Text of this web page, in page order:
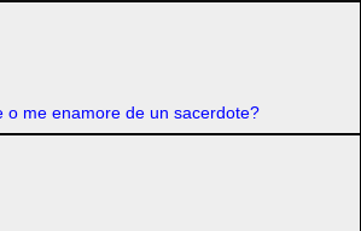
o me enamore de un sacerdote?